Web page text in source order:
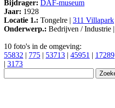
Bijdrager: DAF-museum
Jaar: 1928
Locatie 1.: Tongelre | 311 Villapark
Onderwerp.: Bedrijven / Industrie |
10 foto's in de omgeving:
55832 | 775 | 53713 | 45951 | 17289
| 3173